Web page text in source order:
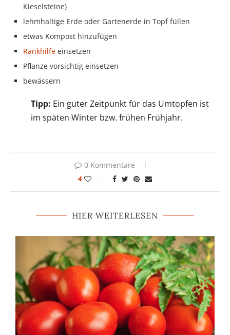
Kieselsteine)
lehmhaltige Erde oder Gartenerde in Topf füllen
etwas Kompost hinzufügen
Rankhilfe einsetzen
Pflanze vorsichtig einsetzen
bewässern
Tipp: Ein guter Zeitpunkt für das Umtopfen ist
im späten Winter bzw. frühen Frühjahr.
0 Kommentare
4
HIER WEITERLESEN